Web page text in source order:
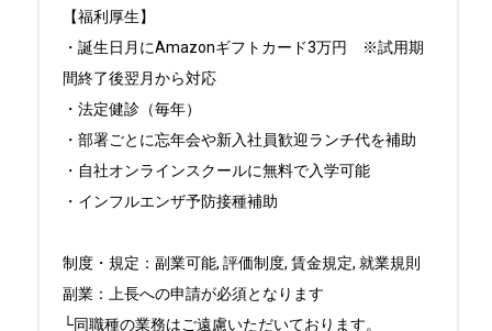
【福利厚生】
・誕生日月にAmazonギフトカード3万円　※試用期
間終了後翌月から対応
・法定健診（毎年）
・部署ごとに忘年会や新入社員歓迎ランチ代を補助
・自社オンラインスクールに無料で入学可能
・インフルエンザ予防接種補助
制度・規定：副業可能, 評価制度, 賃金規定, 就業規則
副業：上長への申請が必須となります
└同職種の業務はご遠慮いただいております。